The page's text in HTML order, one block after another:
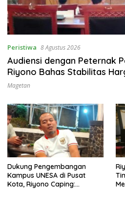
Peristiwa 8 Agustus 2026
Audiensi dengan Peternak
Riyono Bahas Stabilitas
Populasi Ayam
Magetan
Dukung Pengembangan
Kampus UNESA di Pusat
Kota, Riyono Caping: